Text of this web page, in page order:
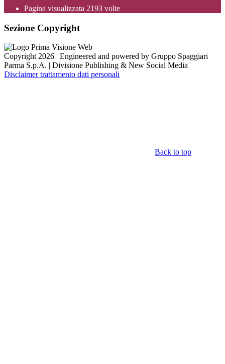
Pagina visualizzata 2193 volte
Sezione Copyright
Copyright 2026 | Engineered and powered by Gruppo Spaggiari
Parma S.p.A. | Divisione Publishing & New Social Media
Disclaimer trattamento dati personali
Back to top